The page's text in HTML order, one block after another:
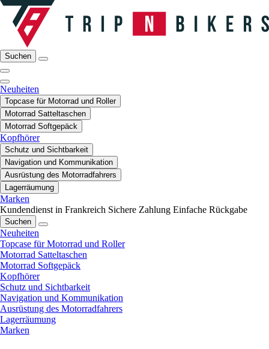
Suchen
Neuheiten
Topcase für Motorrad und Roller
Motorrad Satteltaschen
Motorrad Softgepäck
Kopfhörer
Schutz und Sichtbarkeit
Navigation und Kommunikation
Ausrüstung des Motorradfahrers
Lagerräumung
Marken
Kundendienst in Frankreich Sichere Zahlung Einfache Rückgabe
Suchen
Neuheiten
Topcase für Motorrad und Roller
Motorrad Satteltaschen
Motorrad Softgepäck
Kopfhörer
Schutz und Sichtbarkeit
Navigation und Kommunikation
Ausrüstung des Motorradfahrers
Lagerräumung
Marken